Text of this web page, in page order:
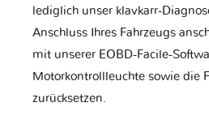
lediglich unser klavkarr-
Anschluss Ihres Fahrzeugs
mit unserer EOBD-Facile-
Motorkontrollleuchte sowie die
zurücksetzen.